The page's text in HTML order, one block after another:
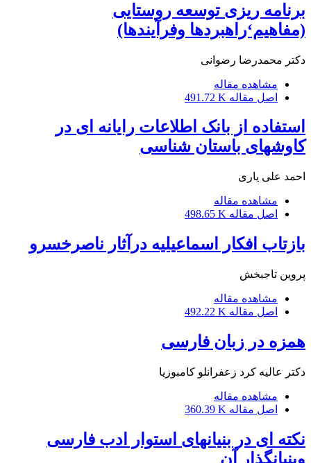
برنامه ریزی توسعه روستایی
(مفاهیم‘راهبردها وفرآیندها)
دکتر محمدرضا رضوانی
مشاهده مقاله
اصل مقاله 491.72 K
استفاده از بانک اطلاعات رایانه ای در
کاوشهای باستان شناسی
احمد علی یاری
مشاهده مقاله
اصل مقاله 498.65 K
بازتاب افکار اسماعیلیه درآثار ناصرخسرو
پروین تاجبخش
مشاهده مقاله
اصل مقاله 492.22 K
همزه در زبان فارسی
دکتر عالیه کرد زعفرانلو کامبوزیا
مشاهده مقاله
اصل مقاله 360.39 K
نکته ای در بنیانهای استوار ادب فارسی
وبنیانگذار آن